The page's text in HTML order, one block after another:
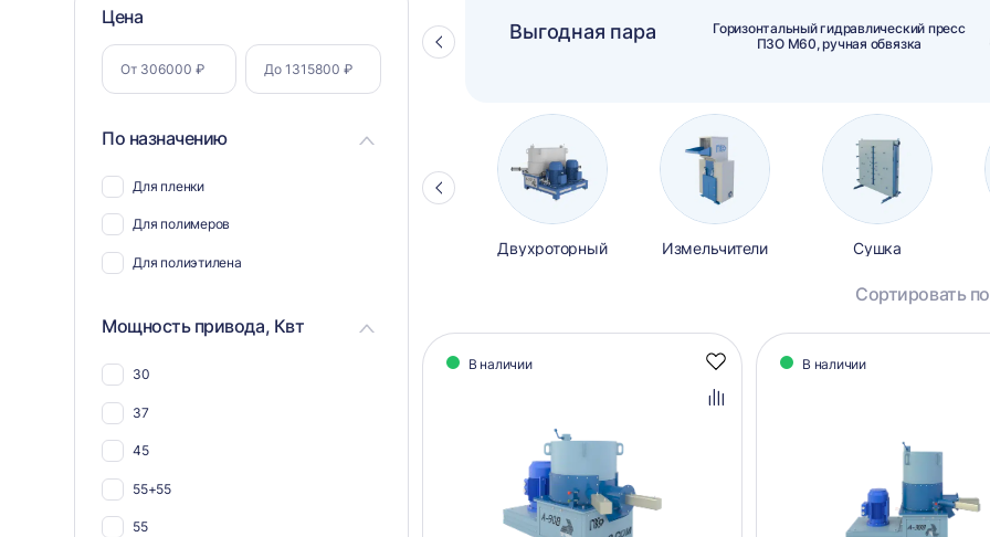
Фильтр
по
параметрам
Цена
По назначению
Для пленки
Для полимеров
Для полиэтилена
Мощность привода, Квт
30
37
45
55+55
55
Стрелка
Полуавтоматический паллетоупаковщик
ПЗО BPW-2000
Выгодная пара
Горизонтальный гидравлический пресс
ПЗО М60, ручная обвязка
Стрелка
Двухроторный Измельчители Сушка
Сортировать
Каталог
В наличии
Добавить
Добавить
В наличии